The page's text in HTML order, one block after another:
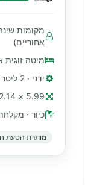
אחוריים)
מיטה זוגית
ידני · 2 ליטר טורבו דיזל / 130 כ"ס
5.99 × 2.14 מ׳ (≈ 20 רגל)
כיור ·
מותרת הסעת